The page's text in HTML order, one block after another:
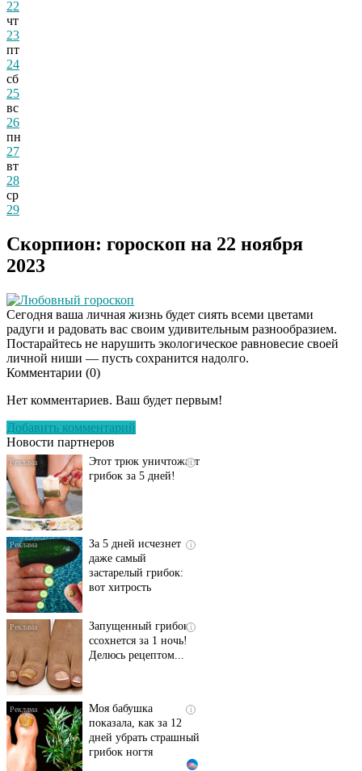
22
чт
23
пт
24
сб
25
вс
26
пн
27
вт
28
ср
29
Скорпион: гороскоп на 22 ноября
2023
Любовный гороскоп
Сегодня ваша личная жизнь будет сиять всеми цветами
радуги и радовать вас своим удивительным разнообразием.
Постарайтесь не нарушить экологическое равновесие своей
личной ниши — пусть сохранится надолго.
Комментарии (0)
Нет комментариев. Ваш будет первым!
Добавить комментарий
Новости партнеров
Даже самый
исчезнет с корнем,
i
Этот трюк уничтожает
грибок за 5 дней!
i
За 5 дней исчезнет
даже самый
застарелый грибок:
вот хитрость
i
Запущенный грибок
ссохнется за 1 ночь!
Делюсь рецептом...
i
Моя бабушка
показала, как за 12
дней убрать страшный
грибок ногтя